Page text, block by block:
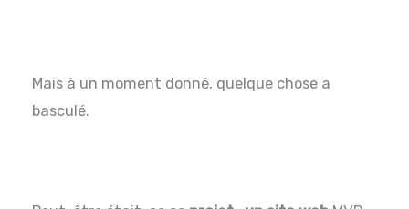
Mais à un moment donné, quelque chose a
basculé.